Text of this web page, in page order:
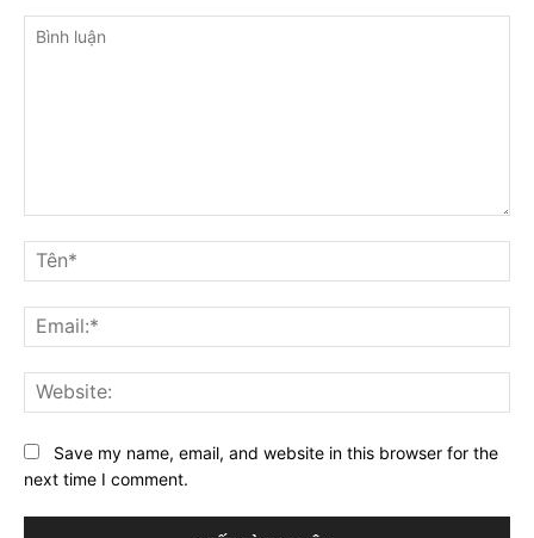
luận
Save my name, email, and website in this browser for the
next time I comment.